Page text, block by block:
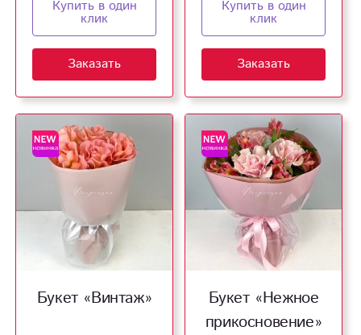
Купить в один
клик
Заказать
Купить в один
клик
Заказать
Букет «Винтаж»
Букет «Нежное
прикосновение»